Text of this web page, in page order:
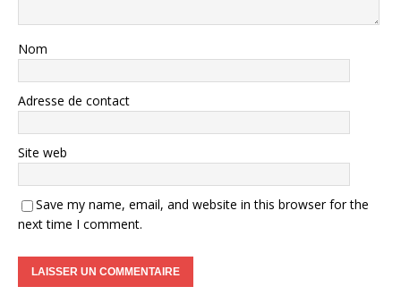
Nom
Adresse de contact
Site web
Save my name, email, and website in this browser for the
next time I comment.